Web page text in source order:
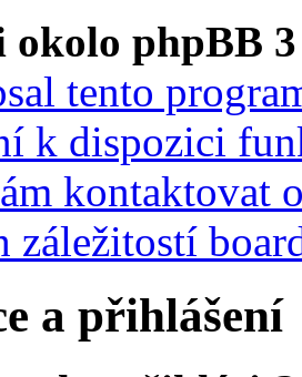
okolo phpBB 3
tento
k dispozici
kontaktovat
záležitostí
a přihlášení